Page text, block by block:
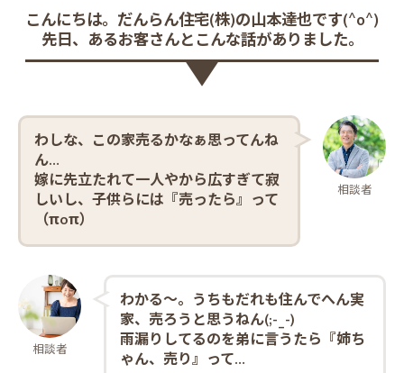
こんにちは。だんらん住宅(株)の山本達也です(^o^)
先日、あるお客さんとこんな話がありました。
相談者
わしな、この家売るかなぁ思ってんね
ん…
嫁に先立たれて一人やから広すぎて寂
しいし、 子供らには『売ったら』って
（πoπ）
相談者
わかる～。うちもだれも住んでへん実
家、売ろうと思うねん(;-_-)
雨漏りしてるのを弟に言うたら『姉ち
ゃん、売り』って…